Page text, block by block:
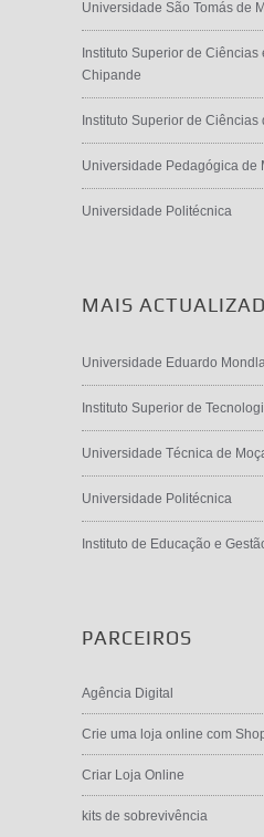
Universidade São Tomás de
Instituto Superior de Ciências
Chipande
Instituto Superior de Ciências
Universidade Pedagógica de
Universidade Politécnica
MAIS
Universidade Eduardo
Instituto Superior de
Universidade Técnica de
Universidade Politécnica
Instituto de Educação e
PARCEIROS
Agência Digital
Crie uma loja online com
Criar Loja Online
kits de sobrevivência